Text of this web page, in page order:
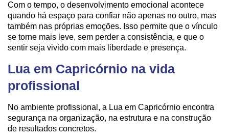
Com o tempo, o desenvolvimento emocional acontece
quando há espaço para confiar não apenas no outro, mas
também nas próprias emoções. Isso permite que o vínculo
se torne mais leve, sem perder a consistência, e que o
sentir seja vivido com mais liberdade e presença.
Lua em Capricórnio na vida
profissional
No ambiente profissional, a Lua em Capricórnio encontra
segurança na organização, na estrutura e na construção
de resultados concretos.